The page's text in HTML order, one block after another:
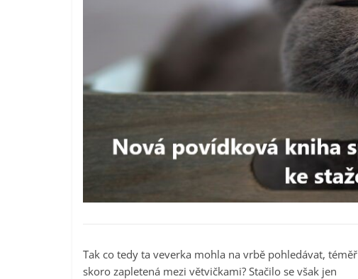
Tak co tedy ta veverka mohla na vrbě pohledávat, téměř
skoro zapletená mezi větvičkami? Stačilo se však jen